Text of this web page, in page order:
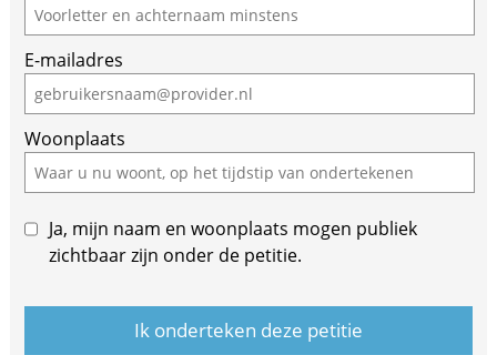
E-mailadres
Woonplaats
Ja, mijn naam en woonplaats mogen publiek
zichtbaar zijn onder de petitie.